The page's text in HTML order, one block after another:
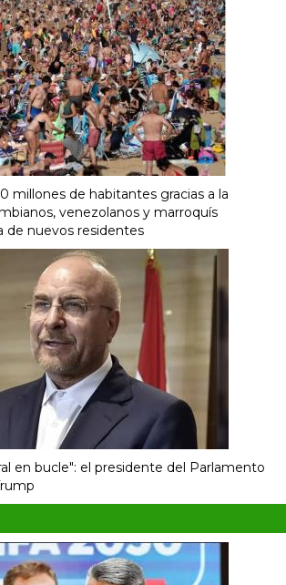
millones de habitantes gracias a la
venezolanos y marroquís
de nuevos residentes
en bucle": el presidente del Parlamento